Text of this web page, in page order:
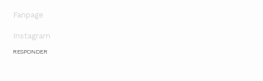
Fanpage
Instagram
RESPONDER